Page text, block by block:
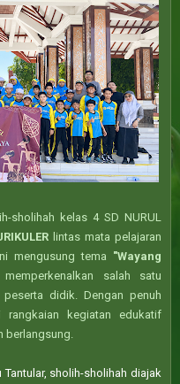
sholihah kelas 4 SD NURUL
lintas mata pelajaran
mengusung tema "Wayang
salah satu
didik. Dengan penuh
rangkaian kegiatan edukatif
berlangsung.
sholih-sholihah diajak